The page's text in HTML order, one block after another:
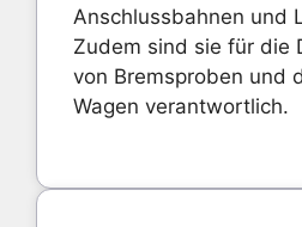
Anschlussbahnen und
Zudem sind sie für die
von Bremsproben und
Wagen verantwortlich.